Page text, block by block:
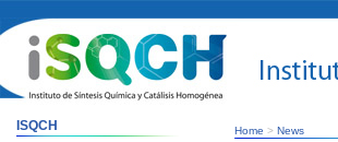
ISQCH
Home > News